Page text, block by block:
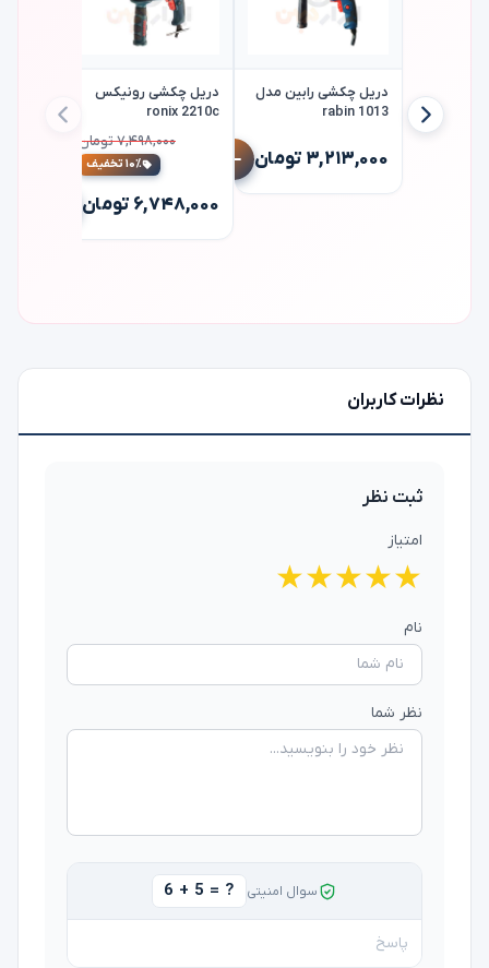
دریل چکشی رابین مدل
rabin 1013
۳,۲۱۳,۰۰۰ تومان
دریل چکشی رونیکس
ronix 2210c
۷,۴۹۸,۰۰۰ تومان
۱۰٪ تخفیف
۶,۷۴۸,۰۰۰ تومان
نظرات کاربران
ثبت نظر
امتیاز
★
★
★
★
★
نام
نظر شما
سوال امنیتی 6 + 5 = ?